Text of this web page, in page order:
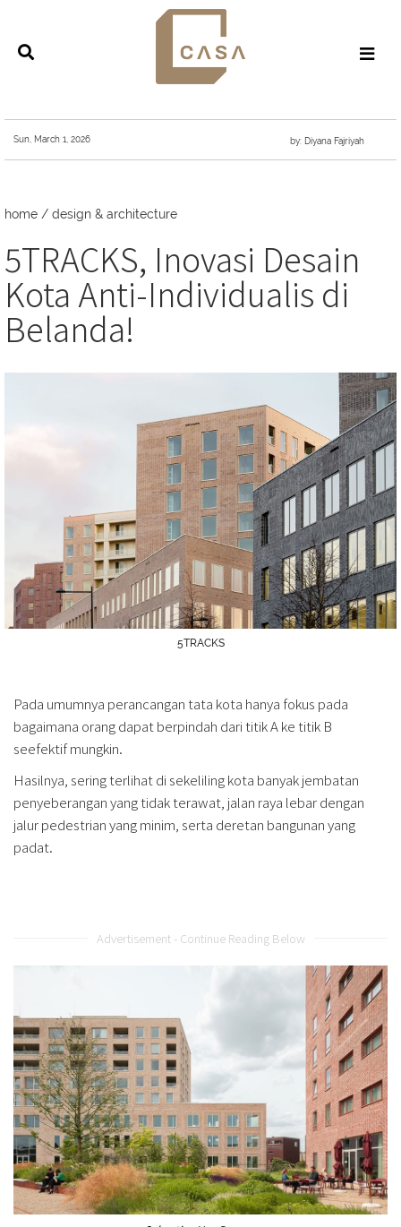
Sun, March 1, 2026 by: Diyana Fajriyah
home / design & architecture
5TRACKS, Inovasi Desain
Kota Anti-Individualis di
Belanda!
5TRACKS
Pada umumnya perancangan tata kota hanya fokus pada
bagaimana orang dapat berpindah dari titik A ke titik B
seefektif mungkin.
Hasilnya, sering terlihat di sekeliling kota banyak jembatan
penyeberangan yang tidak terawat, jalan raya lebar dengan
jalur pedestrian yang minim, serta deretan bangunan yang
padat.
Advertisement - Continue Reading Below